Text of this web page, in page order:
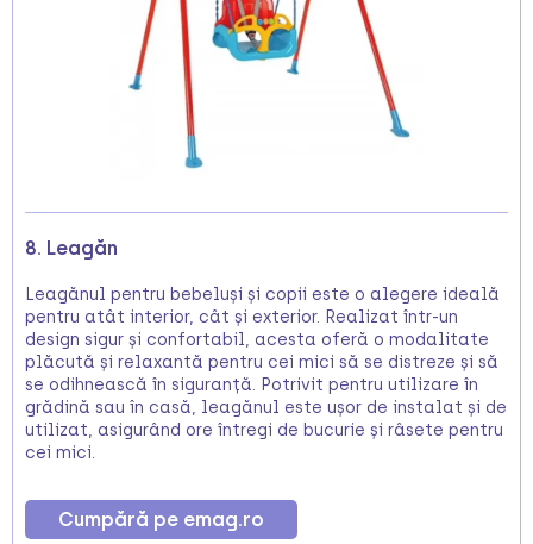
8. Leagăn
Leagănul pentru bebeluși și copii este o alegere ideală
pentru atât interior, cât și exterior. Realizat într-un
design sigur și confortabil, acesta oferă o modalitate
plăcută și relaxantă pentru cei mici să se distreze și să
se odihnească în siguranță. Potrivit pentru utilizare în
grădină sau în casă, leagănul este ușor de instalat și de
utilizat, asigurând ore întregi de bucurie și râsete pentru
cei mici.
Cumpără pe emag.ro